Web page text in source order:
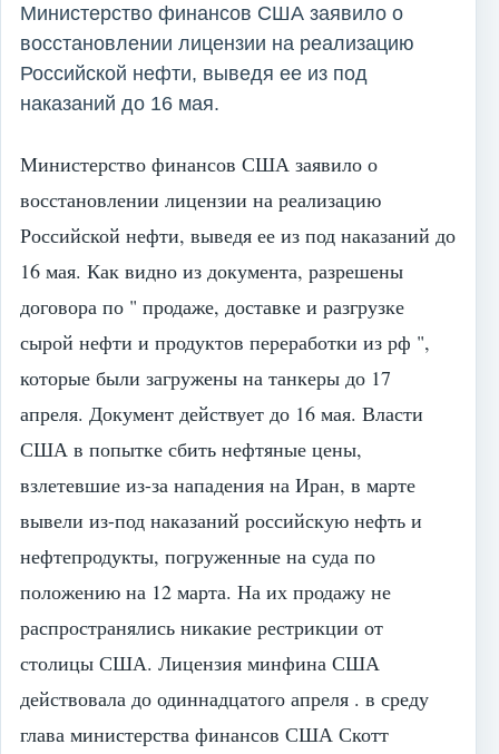
Министерство финансов США заявило о
восстановлении лицензии на реализацию
Российской нефти, выведя ее из под
наказаний до 16 мая.
Министерство финансов США заявило о
восстановлении лицензии на реализацию
Российской нефти, выведя ее из под наказаний до
16 мая. Как видно из документа, разрешены
договора по " продаже, доставке и разгрузке
сырой нефти и продуктов переработки из рф ",
которые были загружены на танкеры до 17
апреля. Документ действует до 16 мая. Власти
США в попытке сбить нефтяные цены,
взлетевшие из-за нападения на Иран, в марте
вывели из-под наказаний российскую нефть и
нефтепродукты, погруженные на суда по
положению на 12 марта. На их продажу не
распространялись никакие рестрикции от
столицы США. Лицензия минфина США
действовала до одиннадцатого апреля . в среду
глава министерства финансов США Скотт